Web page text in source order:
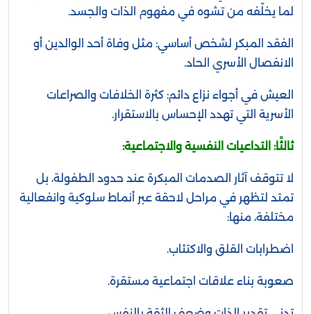
لما يخلّفه من تشوه في مفهوم الذات والجسد.
الفقد المبكر لشخص أساسي: مثل وفاة أحد الوالدين أو
الانفصال الأسري الحاد.
العيش في أجواء نزاع دائم: كثرة الخلافات والصراعات
الأسرية التي تهدد الإحساس بالاستقرار.
ثالثًا: التداعيات النفسية والاجتماعية:
لا تتوقف آثار الصدمات المبكرة عند حدود الطفولة، بل
تمتد لتظهر في مراحل لاحقة عبر أنماط سلوكية وانفعالية
مختلفة، منها:
اضطرابات القلق والاكتئاب.
صعوبة بناء علاقات اجتماعية مستقرة.